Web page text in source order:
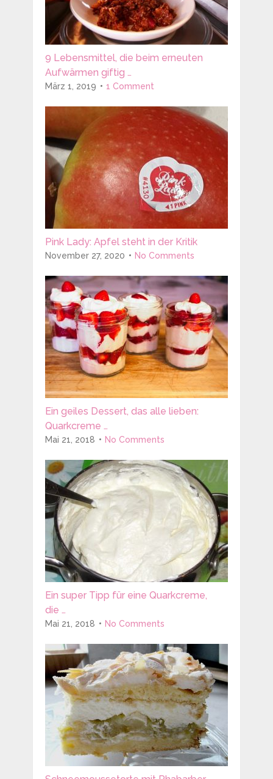
9 Lebensmittel, die beim erneuten
Aufwärmen giftig …
März 1, 2019 1 Comment
Pink Lady: Apfel steht in der Kritik
November 27, 2020 No Comments
Ein geiles Dessert, das alle lieben:
Quarkcreme …
Mai 21, 2018 No Comments
Ein super Tipp für eine Quarkcreme,
die …
Mai 21, 2018 No Comments